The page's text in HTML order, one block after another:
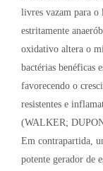
livres vazam para o
estritamente
oxidativo altera o
bactérias benéficas
favorecendo o
resistentes e
(WALKER;
Em contrapartida,
potente gerador de